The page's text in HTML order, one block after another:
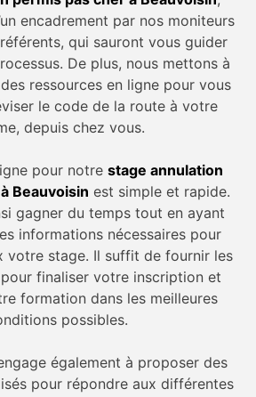
encadrement par nos moniteurs
qui sauront vous guider
De plus, nous mettons à
ressources en ligne pour vous
le code de la route à votre
depuis chez vous.
pour notre stage annulation
Beauvoisin est simple et rapide.
gagner du temps tout en ayant
informations nécessaires pour
votre stage. Il suffit de fournir les
finaliser votre inscription et
formation dans les meilleures
possibles.
également à proposer des
pour répondre aux différentes